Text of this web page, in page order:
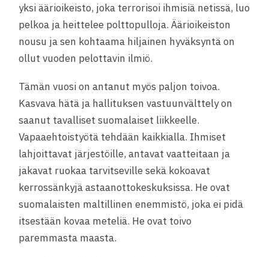
yksi äärioikeisto, joka terrorisoi ihmisiä netissä, luo
pelkoa ja heittelee polttopulloja. Äärioikeiston
nousu ja sen kohtaama hiljainen hyväksyntä on
ollut vuoden pelottavin ilmiö.
Tämän vuosi on antanut myös paljon toivoa.
Kasvava hätä ja hallituksen vastuunvälttely on
saanut tavalliset suomalaiset liikkeelle.
Vapaaehtoistyötä tehdään kaikkialla. Ihmiset
lahjoittavat järjestöille, antavat vaatteitaan ja
jakavat ruokaa tarvitseville sekä kokoavat
kerrossänkyjä astaanottokeskuksissa. He ovat
suomalaisten maltillinen enemmistö, joka ei pidä
itsestään kovaa meteliä. He ovat toivo
paremmasta maasta.